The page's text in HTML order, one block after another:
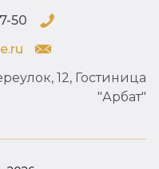
50
12, Гостиница
"Арбат"